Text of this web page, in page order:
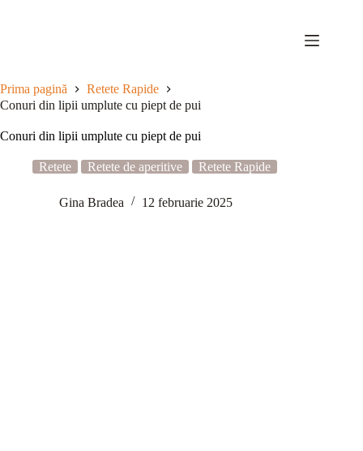
Prima pagină
Retete Rapide
Conuri din lipii umplute cu piept de pui
Conuri din lipii umplute cu piept de pui
Retete Retete de aperitive Retete Rapide
Gina Bradea 12 februarie 2025